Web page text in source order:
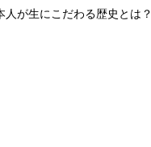
が生にこだわる歴史とは？